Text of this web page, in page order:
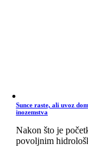
Sunce raste, ali uvoz
inozemstva
Nakon što je
povoljnim